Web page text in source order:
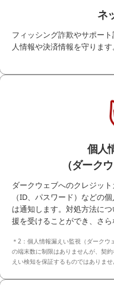
ネ
フィッシング詐欺やサポー
人情報や決済情報を守ります。
個人
（ダーク
ダークウェブへのクレジッ
（ID、パスワード）などの
は通知します。対処方法に
援を受けることができ、さら
＊2：個人情報漏えい監視（ダーク
の端末数に制限はありませんが、契
えい検知を保証するものではありませ